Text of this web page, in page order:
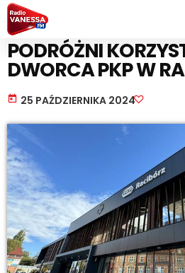
KOMUNIKACJA I TRANSPORT
PODRÓŻNI
DWORCA PKP W
today 25 PAŹDZIERNIKA 2024